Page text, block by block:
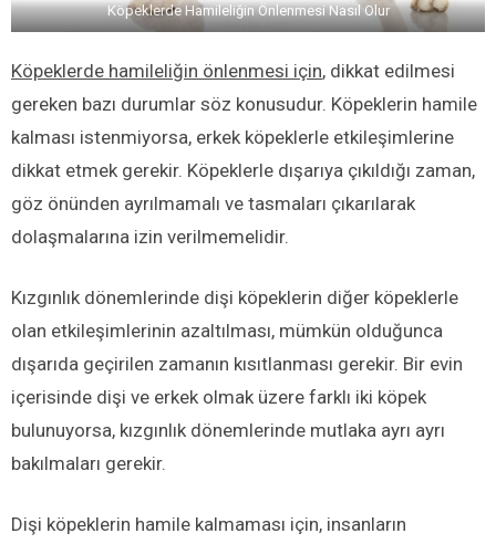
Köpeklerde Hamileliğin Önlenmesi Nasıl Olur
Köpeklerde hamileliğin önlenmesi için, dikkat edilmesi
gereken bazı durumlar söz konusudur. Köpeklerin hamile
kalması istenmiyorsa, erkek köpeklerle etkileşimlerine
dikkat etmek gerekir. Köpeklerle dışarıya çıkıldığı zaman,
göz önünden ayrılmamalı ve tasmaları çıkarılarak
dolaşmalarına izin verilmemelidir.
Kızgınlık dönemlerinde dişi köpeklerin diğer köpeklerle
olan etkileşimlerinin azaltılması, mümkün olduğunca
dışarıda geçirilen zamanın kısıtlanması gerekir. Bir evin
içerisinde dişi ve erkek olmak üzere farklı iki köpek
bulunuyorsa, kızgınlık dönemlerinde mutlaka ayrı ayrı
bakılmaları gerekir.
Dişi köpeklerin hamile kalmaması için, insanların